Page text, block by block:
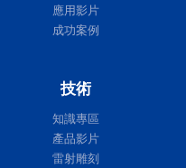
應用影片
成功案例
技術
知識專區
產品影片
雷射雕刻